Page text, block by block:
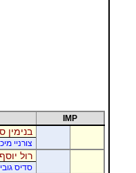
IMP
בנימין
צורניי
רול
סדיס